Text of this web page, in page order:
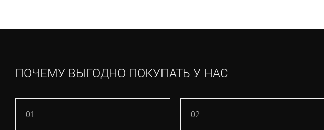
ПОЧЕМУ ВЫГОДНО ПОКУПАТЬ У НАС
01 02